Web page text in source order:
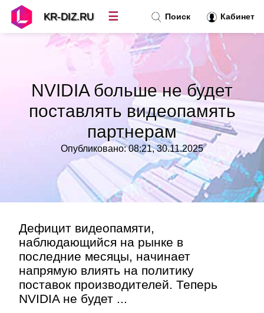
NVIDIA больше не будет
поставлять видеопамять
партнерам
Опубликовано: 08:21, 30.11.2025
Дефицит видеопамяти,
наблюдающийся на рынке в
последние месяцы, начинает
напрямую влиять на политику
поставок производителей. Теперь
NVIDIA не будет ...
Поиск Кабинет
KR-DIZ.RU ☰
Топ новостей»
»
Контакт»